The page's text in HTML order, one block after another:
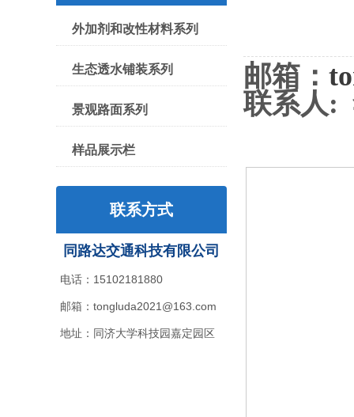
外加剂和改性材料系列
生态透水铺装系列
景观路面系列
样品展示栏
联系方式
同路达交通科技有限公司
电话：15102181880
邮箱：tongluda2021@163.com
地址：同济大学科技园嘉定园区
邮箱：
联系人: